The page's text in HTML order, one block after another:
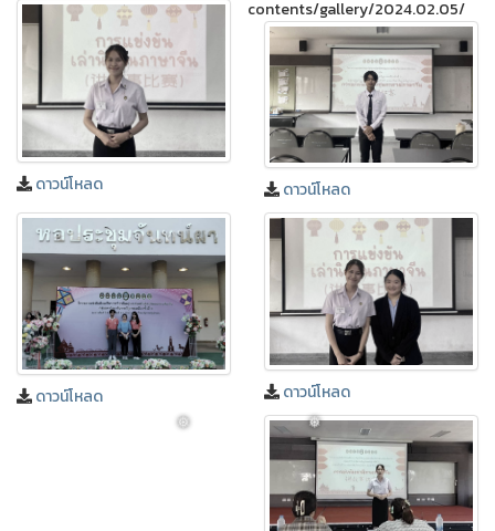
contents/gallery/2024.02.05/
ดาวน์โหลด ดาวน์โหลด
ดาวน์โหลด ดาวน์โหลด